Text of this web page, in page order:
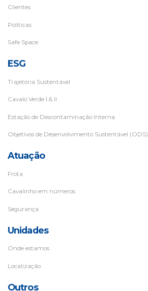
Clientes
Políticas
Safe Space
ESG
Trajetória Sustentável
Cavalo Verde I & II
Estação de Descontaminação Interna
Objetivos de Desenvolvimento Sustentável (ODS)
Atuação
Frota
Cavalinho em números
Segurança
Unidades
Onde estamos
Localização
Outros